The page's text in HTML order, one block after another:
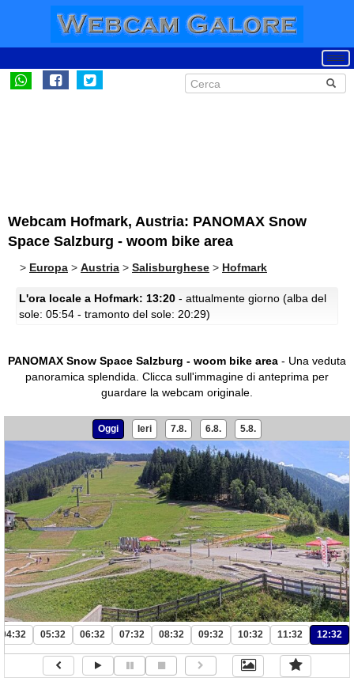
Webcam Hofmark, Austria: PANOMAX Snow
Space Salzburg - woom bike area
> Europa > Austria > Salisburghese > Hofmark
L'ora locale a Hofmark: 13:20 - attualmente giorno (alba del
sole: 05:54 - tramonto del sole: 20:29)
PANOMAX Snow Space Salzburg - woom bike area - Una veduta
panoramica splendida. Clicca sull'immagine di anteprima per
guardare la webcam originale.
Oggi Ieri 7.8. 6.8. 5.8.
04:32 05:32 06:32 07:32 08:32 09:32 10:32 11:32 12:32